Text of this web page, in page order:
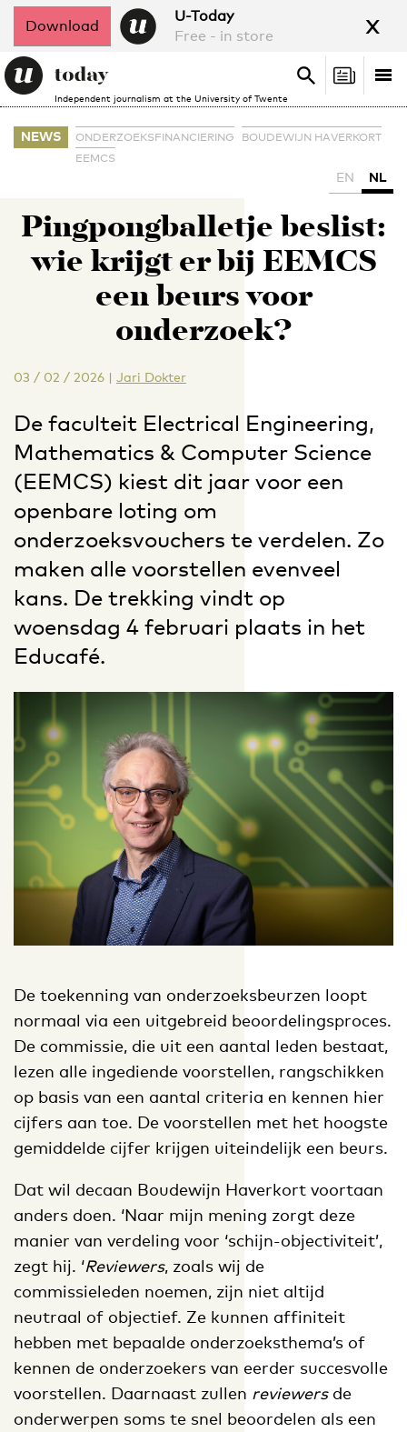
Download
U-Today
Free - in store
x
Independent journalism at the University of Twente
Search
Search
NEWS ONDERZOEKSFINANCIERING
BOUDEWIJN HAVERKORT
EEMCS
EN NL
Pingpongballetje beslist:
wie krijgt er bij EEMCS
een beurs voor
onderzoek?
03 / 02 / 2026 | Jari Dokter
De faculteit Electrical Engineering,
Mathematics & Computer Science
(EEMCS) kiest dit jaar voor een
openbare loting om
onderzoeksvouchers te verdelen. Zo
maken alle voorstellen evenveel
kans. De trekking vindt op
woensdag 4 februari plaats in het
Educafé.
De toekenning van onderzoeksbeurzen loopt
normaal via een uitgebreid beoordelingsproces.
De commissie, die uit een aantal leden bestaat,
lezen alle ingediende voorstellen, rangschikken
op basis van een aantal criteria en kennen hier
cijfers aan toe. De voorstellen met het hoogste
gemiddelde cijfer krijgen uiteindelijk een beurs.
Dat wil decaan Boudewijn Haverkort voortaan
anders doen. ‘Naar mijn mening zorgt deze
manier van verdeling voor ‘schijn-objectiviteit’,
zegt hij. ‘Reviewers, zoals wij de
commissieleden noemen, zijn niet altijd
neutraal of objectief. Ze kunnen affiniteit
hebben met bepaalde onderzoeksthema’s of
kennen de onderzoekers van eerder succesvolle
voorstellen. Daarnaast zullen reviewersde
onderwerpen soms te snel beoordelen als een